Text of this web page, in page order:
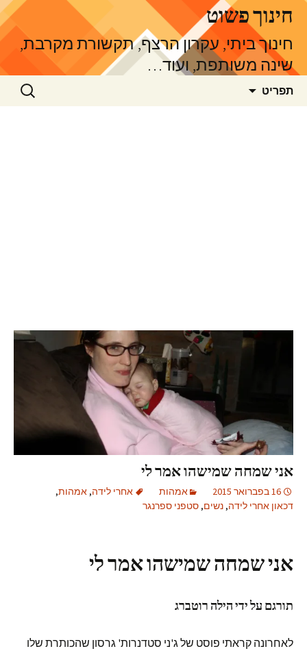
לדלג
לתוכןחינוך פשוט
חינוך ביתי, עקרון הרצף, תקשורת מקרבת,
שינה משותפת, ועוד…
תפריט חיפוש:
אני שמחה שמישהו אמר לי
16 בפברואר 2015 אמהות אחרי לידה, אמהות,
דכאון אחרי לידה, נשים, סטפני ספרנגר
אני שמחה שמישהו אמר לי
תורגם על ידי הילה רוטברג
לאחרונה קראתי פוסט של ג'ני סטדנרות' גרסון שהכותרת שלו